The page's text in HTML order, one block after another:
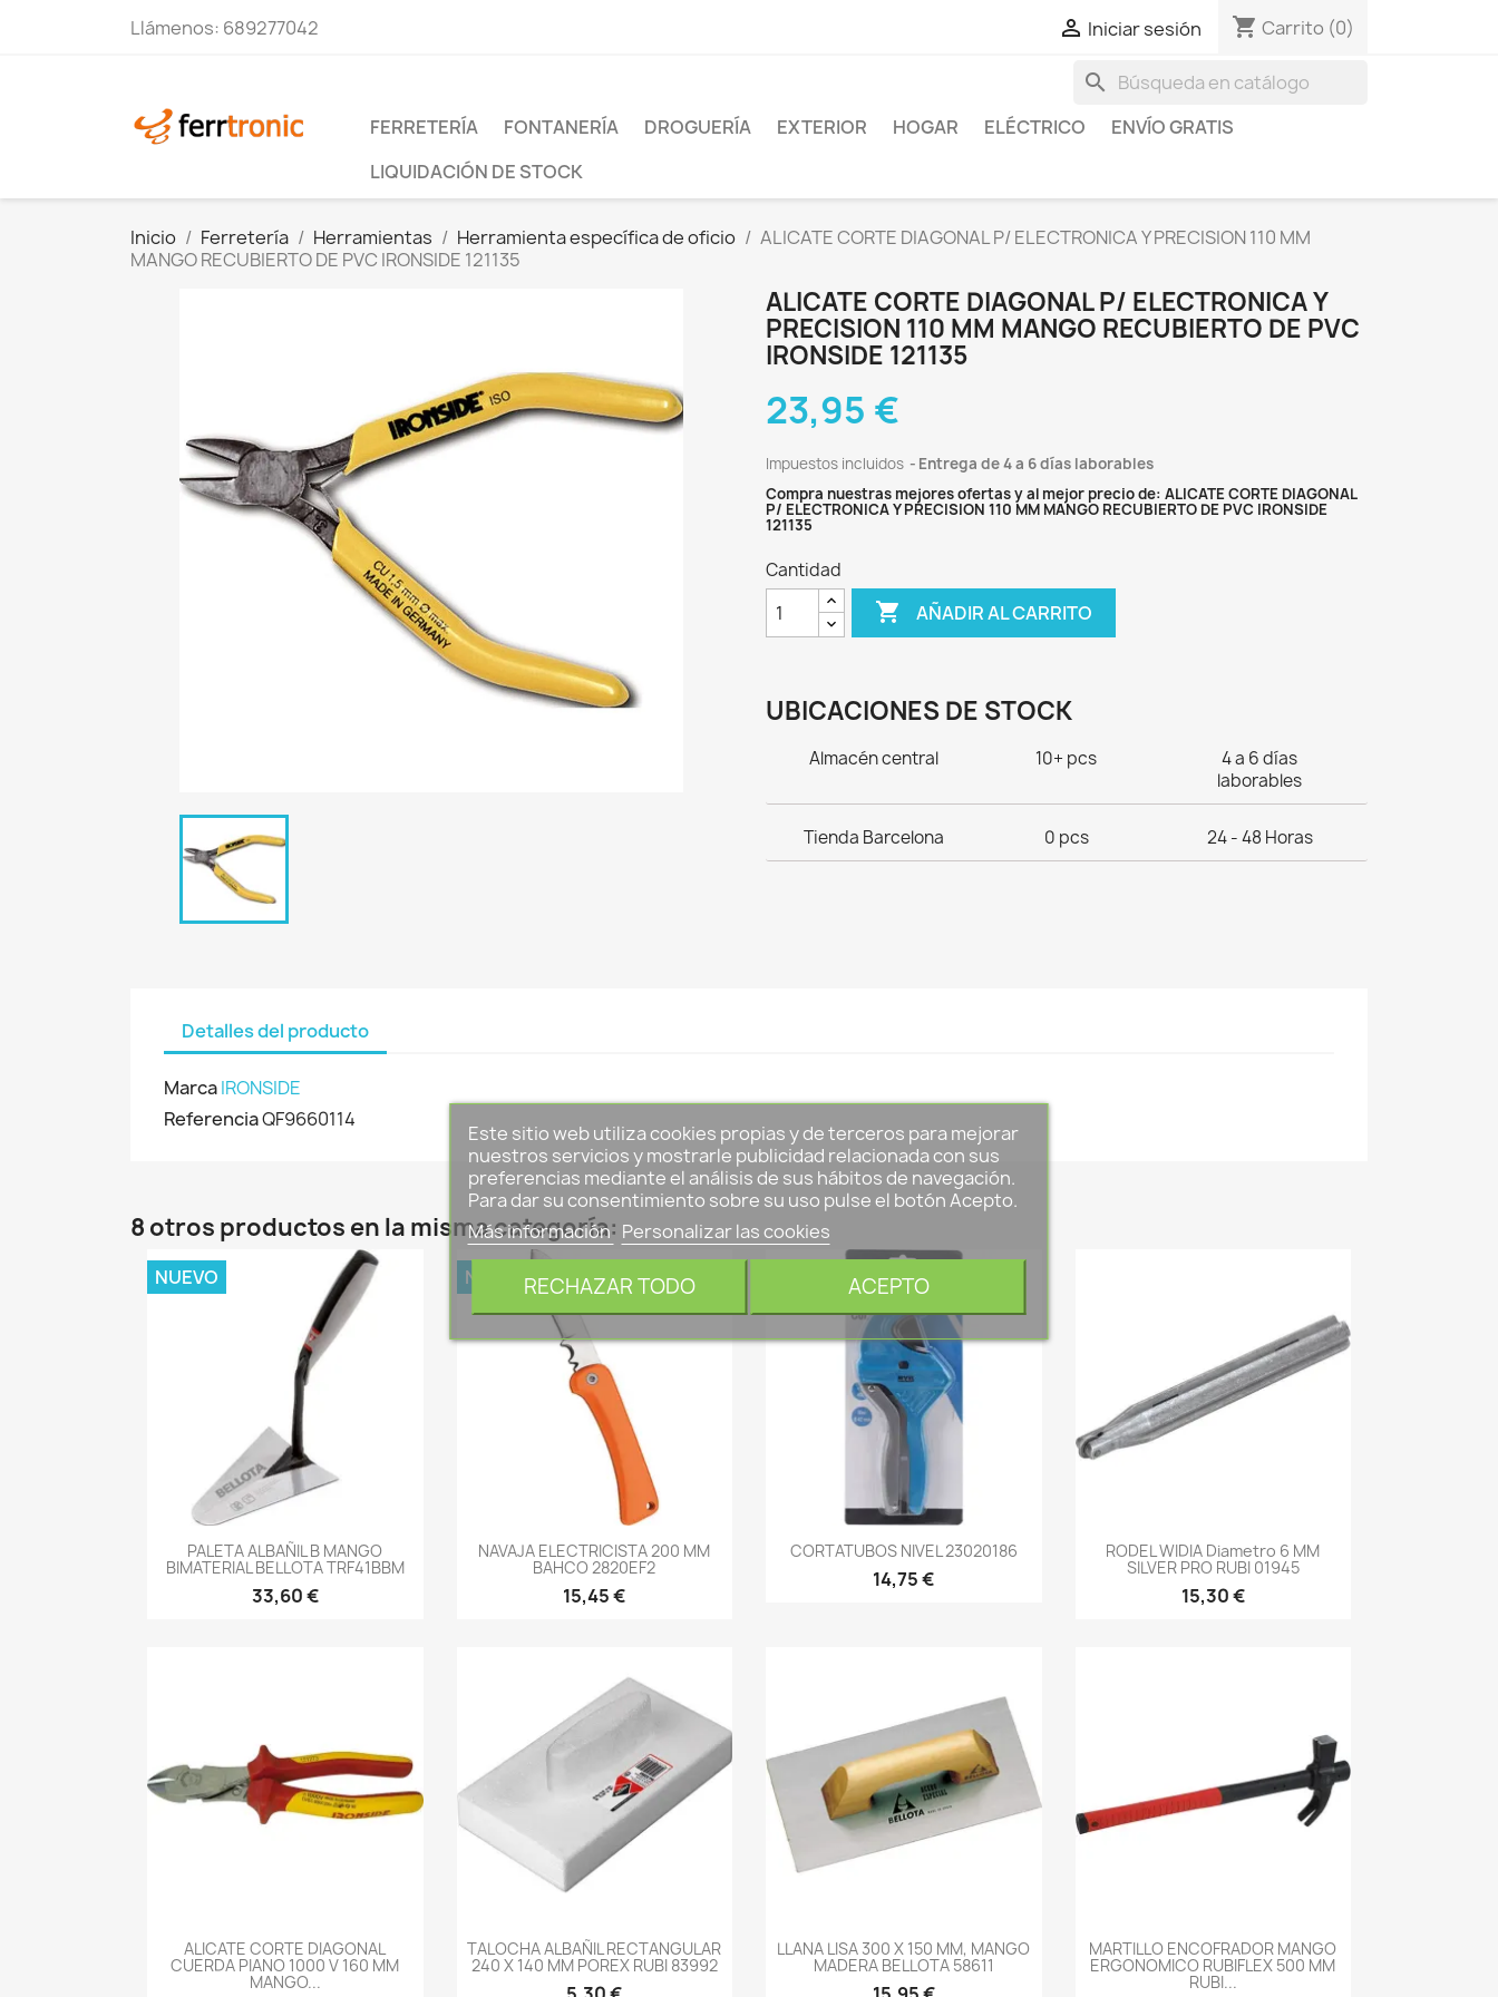
Llámenos: 689277042  Iniciar sesión shopping_cart Carrito (0)
search
FERRETERÍA FONTANERÍA DROGUERÍA EXTERIOR HOGAR ELÉCTRICO
ENVÍO GRATIS
LIQUIDACIÓN DE STOCK
Inicio Ferretería Herramientas Herramienta específica de oficio
ALICATE CORTE DIAGONAL P/ ELECTRONICA Y PRECISION 110 MM
MANGO RECUBIERTO DE PVC IRONSIDE 121135
ALICATE CORTE DIAGONAL P/ ELECTRONICA Y
PRECISION 110 MM MANGO RECUBIERTO DE PVC
IRONSIDE 121135
23,95 €
Impuestos incluidos
Entrega de 4 a 6 días laborables
Compra nuestras mejores ofertas y al mejor precio de: ALICATE CORTE DIAGONAL
P/ ELECTRONICA Y PRECISION 110 MM MANGO RECUBIERTO DE PVC IRONSIDE
121135
Cantidad
 AÑADIR AL CARRITO
UBICACIONES DE STOCK
Almacén central 10+ pcs
4 a 6 días
laborables
Tienda Barcelona 0 pcs 24 - 48 Horas
Detalles del producto
MarcaIRONSIDE
ReferenciaQF9660114
8 otros productos en la misma categoría:
-->
PALETA ALBAÑIL B MANGO
BIMATERIAL BELLOTA TRF41BBM
33,60 €
NUEVO
-->
NAVAJA ELECTRICISTA 200 MM
BAHCO 2820EF2
15,45 €
NUEVO
-->
CORTATUBOS NIVEL 23020186
14,75 €
-->
RODEL WIDIA Diametro 6 MM
SILVER PRO RUBI 01945
15,30 €
-->
ALICATE CORTE DIAGONAL
CUERDA PIANO 1000 V 160 MM
MANGO...
-->
TALOCHA ALBAÑIL RECTANGULAR
240 X 140 MM POREX RUBI 83992
-->
LLANA LISA 300 X 150 MM, MANGO
MADERA BELLOTA 58611
-->
MARTILLO ENCOFRADOR MANGO
ERGONOMICO RUBIFLEX 500 MM
RUBI...
Este sitio web utiliza cookies propias y de terceros para mejorar
nuestros servicios y mostrarle publicidad relacionada con sus
preferencias mediante el análisis de sus hábitos de navegación.
Para dar su consentimiento sobre su uso pulse el botón Acepto.
Más información Personalizar las cookies
RECHAZAR TODO ACEPTO